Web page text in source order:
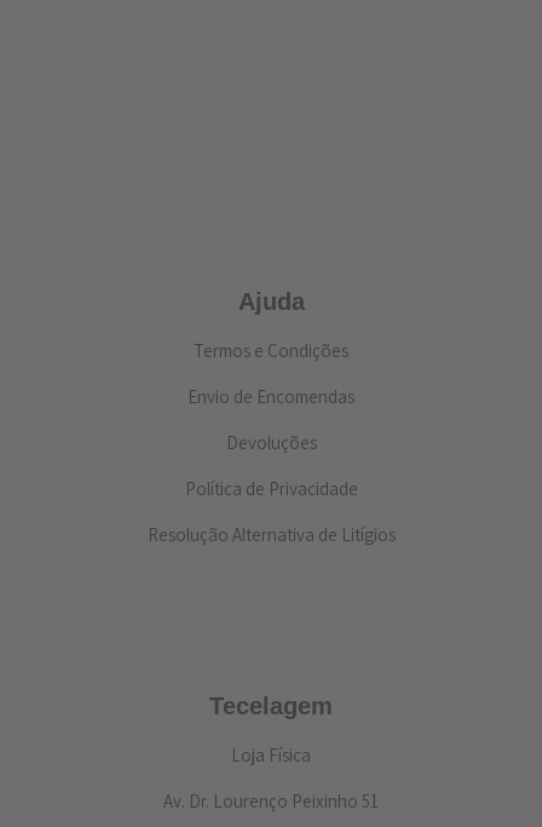
Ajuda
Termos e Condições
Envio de Encomendas
Devoluções
Política de Privacidade
Resolução Alternativa de Litígios
Tecelagem
Loja Física
Av. Dr. Lourenço Peixinho 51